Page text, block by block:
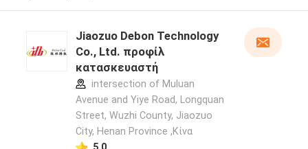
Jiaozuo Debon Technology
Co., Ltd. προφίλ
κατασκευαστή
intersection of Muluan
Avenue and Yiye Road, Longquan
Street, Wuzhi County, Jiaozuo
City, Henan Province ,Κίνα